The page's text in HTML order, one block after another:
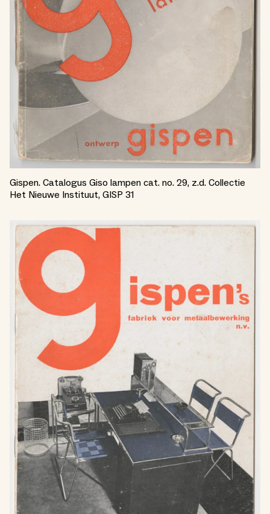
Gispen. Catalogus Giso lampen cat. no. 29, z.d. Collectie
Het Nieuwe Instituut, GISP 31